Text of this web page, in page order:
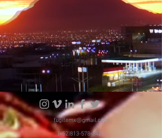
fugitemx@gmail.com
(+52)813-578-8421